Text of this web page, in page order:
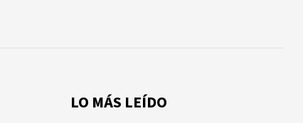
LO MÁS LEÍDO